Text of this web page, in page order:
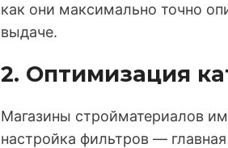
как они максимально точно
выдаче.
2. Оптимизация
Магазины стройматериалов
настройка фильтров —